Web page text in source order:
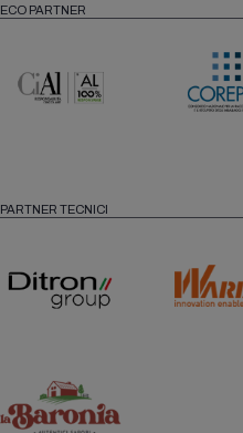
ECO PARTNER
PARTNER TECNICI